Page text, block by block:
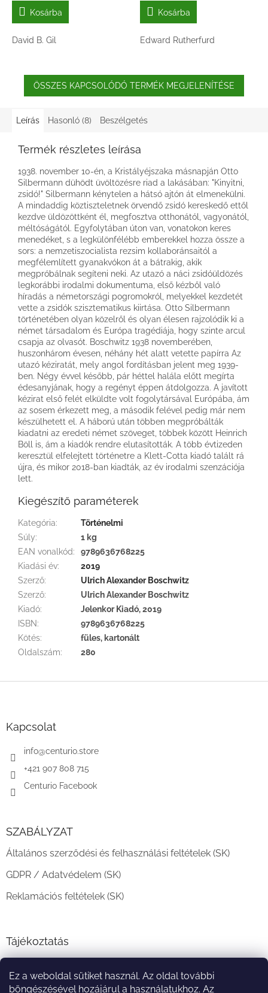
Ez a weboldal sütiket használ. Az oldal további
böngészésével hozájárul a használatukhoz. Az
Kosárba
David B. Gil
Kosárba
Edward Rutherfurd
ÖSSZES KAPCSOLÓDÓ TERMÉK MEGJELENÍTÉSE
Leírás Hasonló (8) Beszélgetés
Termék részletes leírása
1938. november 10-én, a Kristályéjszaka másnapján Otto
Silbermann dühödt üvöltözésre riad a lakásában: "Kinyitni,
zsidó!" Silbermann kénytelen a hátsó ajtón át elmenekülni.
A mindaddig köztiszteletnek örvendő zsidó kereskedő ettől
kezdve üldözöttként él, megfosztva otthonától, vagyonától,
méltóságától. Egyfolytában úton van, vonatokon keres
menedéket, s a legkülönfélébb emberekkel hozza össze a
sors: a nemzetiszocialista rezsim kollaboránsaitól a
megfélemlített gyanakvókon át a bátrakig, akik
megpróbálnak segíteni neki. Az utazó a náci zsidóüldözés
legkorábbi irodalmi dokumentuma, első kézből való
híradás a németországi pogromokról, melyekkel kezdetét
vette a zsidók szisztematikus kiirtása. Otto Silbermann
történetében olyan közelről és olyan élesen rajzolódik ki a
német társadalom és Európa tragédiája, hogy szinte arcul
csapja az olvasót. Boschwitz 1938 novemberében,
huszonhárom évesen, néhány hét alatt vetette papírra Az
utazó kéziratát, mely angol fordításban jelent meg 1939-
ben. Négy évvel később, pár héttel halála előtt megírta
édesanyjának, hogy a regényt éppen átdolgozza. A javított
kézirat első felét elküldte volt fogolytársával Európába, ám
az sosem érkezett meg, a második felével pedig már nem
készülhetett el. A háború után többen megpróbálták
kiadatni az eredeti német szöveget, többek között Heinrich
Böll is, ám a kiadók rendre elutasították. A több évtizeden
keresztül elfelejtett történetre a Klett-Cotta kiadó talált rá
újra, és mikor 2018-ban kiadták, az év irodalmi szenzációja
lett.
Kiegészítő paraméterek
Kategória:
Történelmi
Súly:
1 kg
EAN vonalkód:
9789636768225
Kiadási év:
2019
Szerző:
Ulrich Alexander Boschwitz
Szerző:
Ulrich Alexander Boschwitz
Kiadó:
Jelenkor Kiadó, 2019
ISBN:
9789636768225
Kötés:
füles, kartonált
Oldalszám: 280
Kapcsolat
info@centurio.store
+421 907 808 715
Centurio Facebook
SZABÁLYZAT
Általános szerződési és felhasználási feltételek (SK)
GDPR / Adatvédelem (SK)
Reklamációs feltételek (SK)
Tájékoztatás
A vásárlás menete